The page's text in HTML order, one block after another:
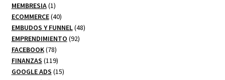
MEMBRESIA 11
producto
ECOMMERCE 4040
productos
EMBUDOS Y FUNNEL 4848
EMPRENDIMIENTO 9292
FACEBOOK 7878
productos
FINANZAS 119119
productos
GOOGLE ADS 1515